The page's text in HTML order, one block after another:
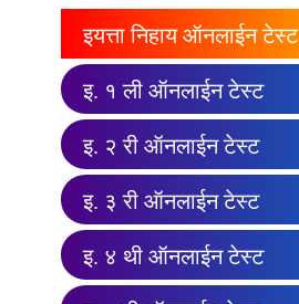
इयत्ता निहाय ऑनलाईन टेस्ट
इ. १ ली ऑनलाईन टेस्ट
इ. २ री ऑनलाईन टेस्ट
इ. ३ री ऑनलाईन टेस्ट
इ. ४ थी ऑनलाईन टेस्ट